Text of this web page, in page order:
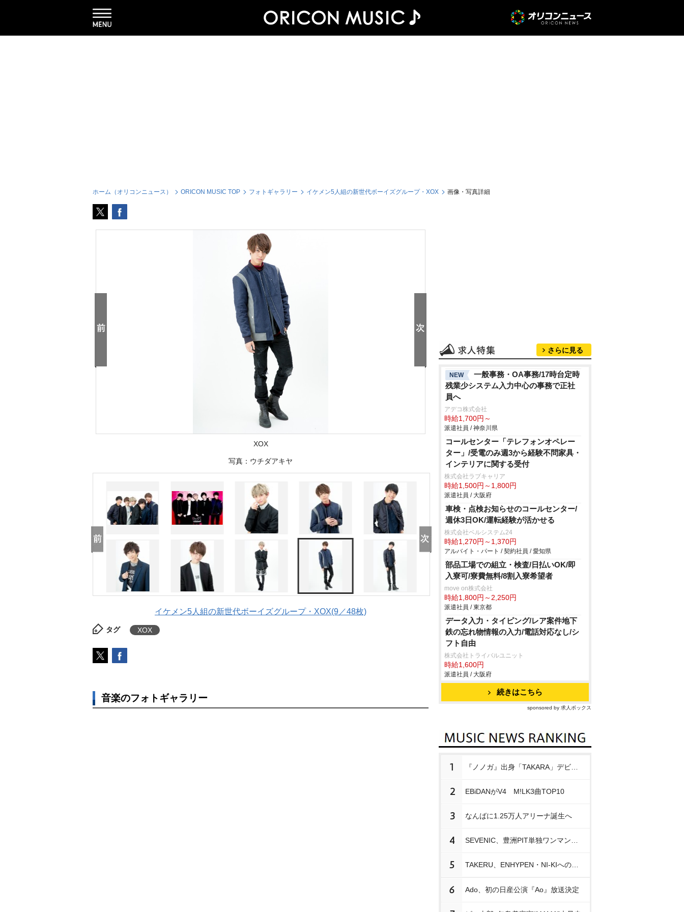
ホーム（オリコンニュース） ORICON MUSIC TOP フォトギャラリー イケメン5人組の新世代ボーイズグループ・XOX 画像・写真詳細
XOX
写真：ウチダアキヤ
イケメン5人組の新世代ボーイズグループ・XOX(9／48枚)
タグ XOX
音楽のフォトギャラリー
さらに見る
NEW
一般事務・OA事務/17時台定時
残業少システム入力中心の事務で正社
員へ
アデコ株式会社
時給1,700円～
派遣社員 / 神奈川県
コールセンター「テレフォンオペレー
ター」/受電のみ週3から経験不問家具・
インテリアに関する受付
株式会社ラブキャリア
時給1,500円～1,800円
派遣社員 / 大阪府
車検・点検お知らせのコールセンター/
週休3日OK/運転経験が活かせる
株式会社ベルシステム24
時給1,270円～1,370円
アルバイト・パート / 契約社員 / 愛知県
部品工場での組立・検査/日払いOK/即
入寮可/寮費無料/8割入寮希望者
move on株式会社
時給1,800円～2,250円
派遣社員 / 東京都
データ入力・タイピング/レア案件地下
鉄の忘れ物情報の入力/電話対応なし/シ
フト自由
株式会社トライバルユニット
時給1,600円
派遣社員 / 大阪府
続きはこちら
sponsored by 求人ボックス
1
2 EBiDANがV4 M!LK3曲TOP10
3 なんばに1.25万人アリーナ誕生へ
4
5
6 Ado、初の日産公演『Ao』放送決定